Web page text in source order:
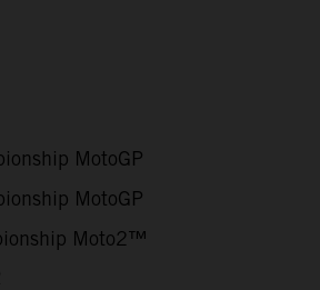
MotoGP
MotoGP
Moto2™